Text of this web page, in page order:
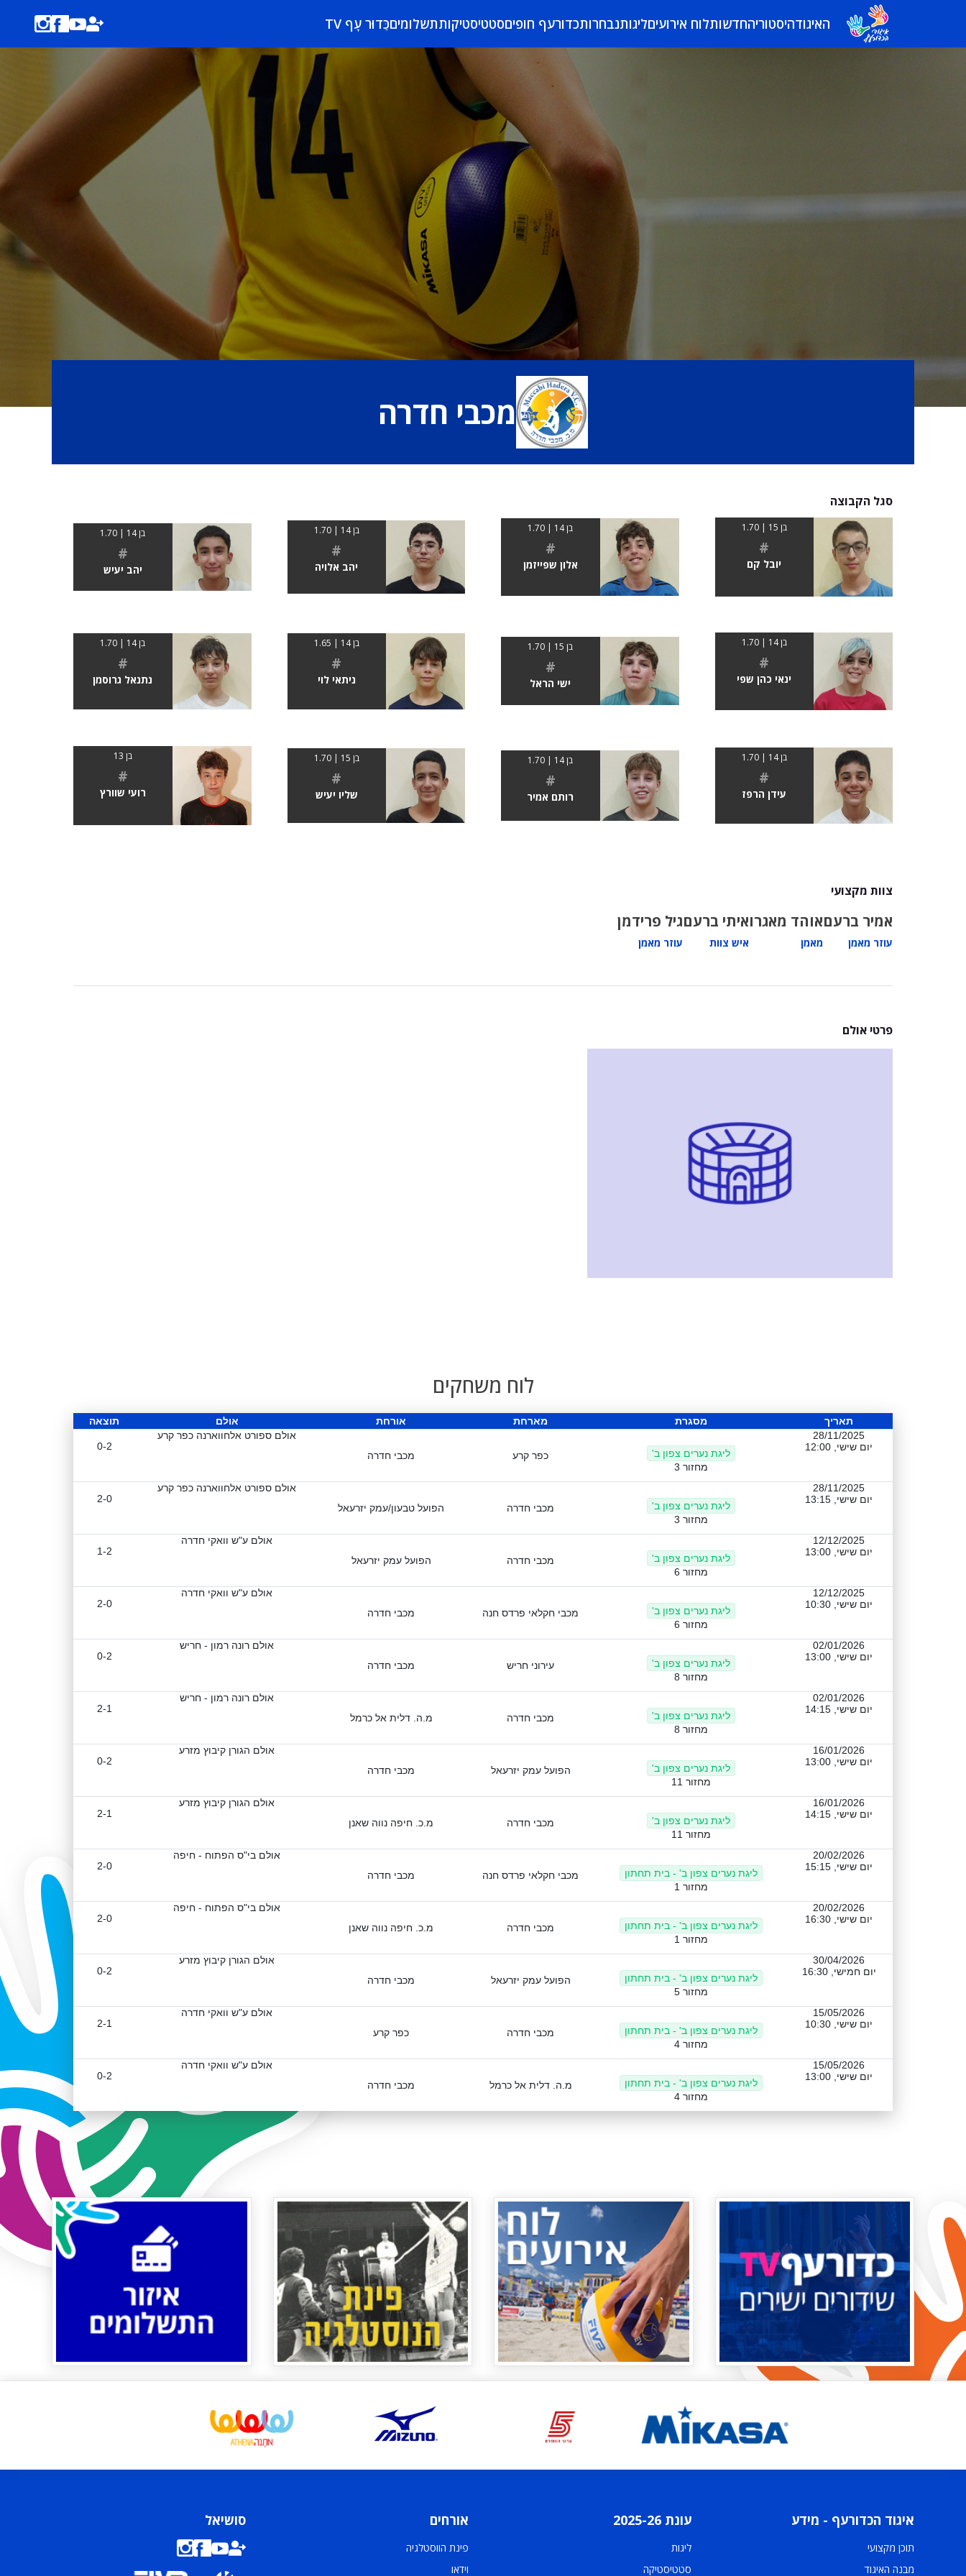
האיגודהיסטוריהחדשותלוח אירועיםליגותנבחרותכדורעף חופיםסטטיסטיקותתשלומיםכַּדוּר עָף TV
מכבי חדרה
סגל הקבוצה
בן 15 | 1.70
#
יובל קם
בן 14 | 1.70
#
אלון שפייזמן
בן 14 | 1.70
#
יהב אלויה
בן 14 | 1.70
#
יהב יעיש
בן 14 | 1.70
#
ינאי כהן שפי
בן 15 | 1.70
#
ישי הראל
בן 14 | 1.65
#
ניתאי לוי
בן 14 | 1.70
#
נתנאל גרוסמן
בן 14 | 1.70
#
עידן הרפז
בן 14 | 1.70
#
רותם אמיר
בן 15 | 1.70
#
שליו יעיש
בן 13
#
רועי שוורץ
צוות מקצועי
אמיר ברעם
עוזר מאמן
אוהד מאגרו
מאמן
איתי ברעם
איש צוות
גיל פרידמן
עוזר מאמן
פרטי אולם
לוח משחקים
תאריך מסגרת מארחת אורחת אולם
תוצאה
28/11/2025
יום שישי, 12:00
ליגת נערים צפון ב'
מחזור 3
כפר קרע מכבי חדרה
אולם ספורט אלחווארנה כפר קרע
0-2
28/11/2025
יום שישי, 13:15
ליגת נערים צפון ב'
מחזור 3
מכבי חדרה הפועל טבעון/עמק יזרעאל
אולם ספורט אלחווארנה כפר קרע
2-0
12/12/2025
יום שישי, 13:00
ליגת נערים צפון ב'
מחזור 6
מכבי חדרה הפועל עמק יזרעאל
אולם ע"ש וואקי חדרה
1-2
12/12/2025
יום שישי, 10:30
ליגת נערים צפון ב'
מחזור 6
מכבי חקלאי פרדס חנה מכבי חדרה
אולם ע"ש וואקי חדרה
2-0
02/01/2026
יום שישי, 13:00
ליגת נערים צפון ב'
מחזור 8
עירוני חריש מכבי חדרה
אולם רונה רמון - חריש
0-2
02/01/2026
יום שישי, 14:15
ליגת נערים צפון ב'
מחזור 8
מכבי חדרה מ.ה. דלית אל כרמל
אולם רונה רמון - חריש
2-1
16/01/2026
יום שישי, 13:00
ליגת נערים צפון ב'
מחזור 11
הפועל עמק יזרעאל מכבי חדרה
אולם הגורן קיבוץ מזרע
0-2
16/01/2026
יום שישי, 14:15
ליגת נערים צפון ב'
מחזור 11
מכבי חדרה מ.כ. חיפה נווה שאנן
אולם הגורן קיבוץ מזרע
2-1
20/02/2026
יום שישי, 15:15
ליגת נערים צפון ב' - בית תחתון
מחזור 1
מכבי חקלאי פרדס חנה מכבי חדרה
אולם בי"ס הפתוח - חיפה
2-0
20/02/2026
יום שישי, 16:30
ליגת נערים צפון ב' - בית תחתון
מחזור 1
מכבי חדרה מ.כ. חיפה נווה שאנן
אולם בי"ס הפתוח - חיפה
2-0
30/04/2026
יום חמישי, 16:30
ליגת נערים צפון ב' - בית תחתון
מחזור 5
הפועל עמק יזרעאל מכבי חדרה
אולם הגורן קיבוץ מזרע
0-2
15/05/2026
יום שישי, 10:30
ליגת נערים צפון ב' - בית תחתון
מחזור 4
מכבי חדרה כפר קרע
אולם ע"ש וואקי חדרה
2-1
15/05/2026
יום שישי, 13:00
ליגת נערים צפון ב' - בית תחתון
מחזור 4
מ.ה. דלית אל כרמל מכבי חדרה
אולם ע"ש וואקי חדרה
0-2
איגוד הכדורעף - מידע
תוכן מקצועי
מבנה האיגוד
עונת 2025-26
ליגות
סטטיסטיקה
אורחים
פינת הווסטלגיה
וידאו
סושיאל